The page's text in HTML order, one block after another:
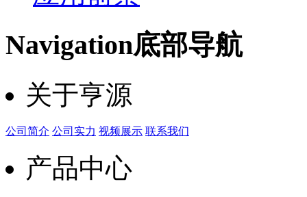
Navigation底部导航
关于亨源
公司简介 公司实力 视频展示 联系我们
产品中心